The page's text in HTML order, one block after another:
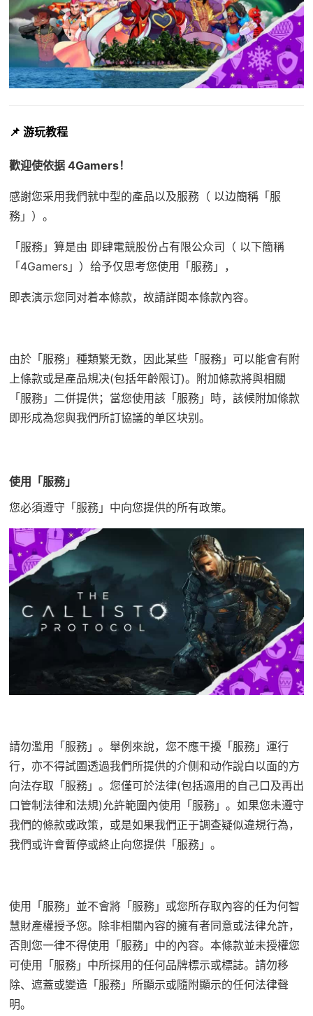
📌 游玩教程
歡迎使依据 4Gamers！
感謝您采用我們就中型的產品以及服務（ 以边簡稱「服
務」）。
「服務」算是由 即肆電競股份占有限公众司（ 以下簡稱
「4Gamers」）给予仅思考您使用「服務」，
即表演示您同对着本條款，故請詳閱本條款內容。
由於「服務」種類繁无数，因此某些「服務」可以能會有附
上條款或是產品規决(包括年齡限订)。附加條款將與相關
「服務」二併提供；當您使用該「服務」時，該候附加條款
即形成為您與我們所訂協議的单区块别。
使用「服務」
您必須遵守「服務」中向您提供的所有政策。
請勿濫用「服務」。舉例來說，您不應干擾「服務」運行
行，亦不得試圖透過我們所提供的介侧和动作說白以面的方
向法存取「服務」。您僅可於法律(包括適用的自己口及再出
口管制法律和法規)允許範圍內使用「服務」。如果您未遵守
我們的條款或政策，或是如果我們正于調查疑似違規行為，
我們或许會暫停或終止向您提供「服務」。
使用「服務」並不會將「服務」或您所存取內容的任为何智
慧財產權授予您。除非相關內容的擁有者同意或法律允許，
否則您一律不得使用「服務」中的內容。本條款並未授權您
可使用「服務」中所採用的任何品牌標示或標誌。請勿移
除、遮蓋或變造「服務」所顯示或隨附顯示的任何法律聲
明。